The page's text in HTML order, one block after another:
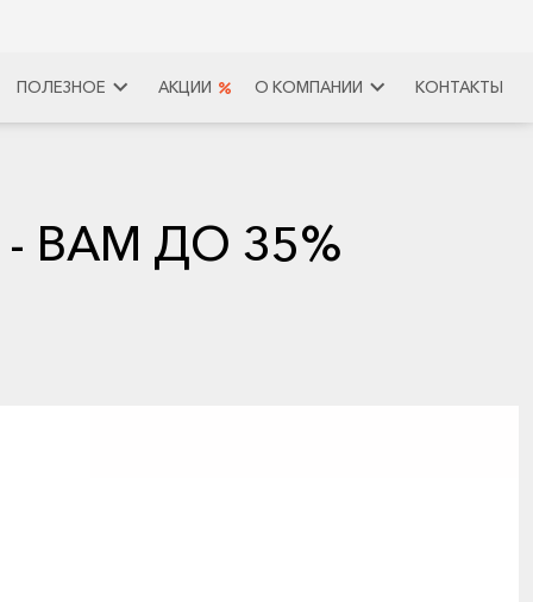
ПОЛЕЗНОЕ keyboard_arrow_right АКЦИИ О КОМПАНИИ keyboard_arrow_right КОНТАКТЫ
ВАМ ДО 35%